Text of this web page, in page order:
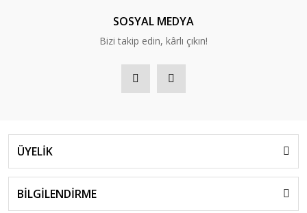
SOSYAL MEDYA
Bizi takip edin, kârlı çıkın!
ÜYELİK
BİLGİLENDİRME